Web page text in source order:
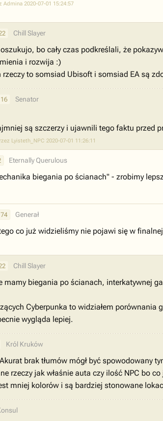
2020-07-01 15:24:57
Chill Slayer
oszukujo, bo cały czas podkreślali, że
i rozwija :)
rzeczy to somsiad Ubisoft i somsiad EA są
16 Senator
są szczerzy i ujawnili tego faktu przed
Lyisteth_NPC 2020-07-01 11:26:11
Eternally Querulous
biegania po ścianach" - zrobimy
74 Generał
co już widzieliśmy nie pojawi się w finalnej
Chill Slayer
mamy biegania po ścianach, interkatywnej
Cyberpunka to widziałem
wygląda lepiej.
Król Kruków
Akurat brak tłumów mógł być spowodowany
rzeczy jak właśnie auta czy ilość NPC bo
mniej kolorów i są bardziej stonowane